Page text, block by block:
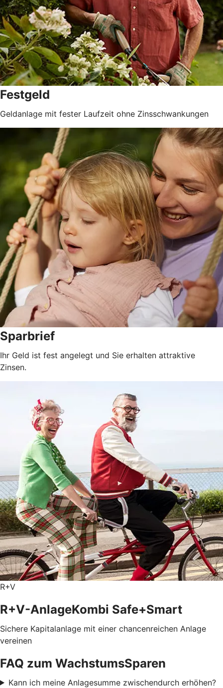
Festgeld
Geldanlage mit fester Laufzeit ohne Zinsschwankungen
Sparbrief
Ihr Geld ist fest angelegt und Sie erhalten attraktive
Zinsen.
R+V
R+V-AnlageKombi Safe+Smart
Sichere Kapitalanlage mit einer chancenreichen Anlage
vereinen
FAQ zum WachstumsSparen
Kann ich meine Anlagesumme zwischendurch erhöhen?